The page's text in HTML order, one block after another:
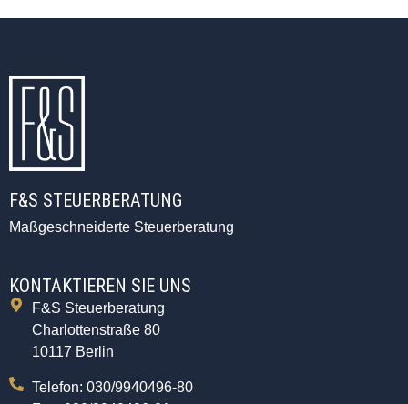
F&S STEUERBERATUNG
Maßgeschneiderte Steuerberatung
KONTAKTIEREN SIE UNS
F&S Steuerberatung
Charlottenstraße 80
10117 Berlin
Telefon: 030/9940496-80